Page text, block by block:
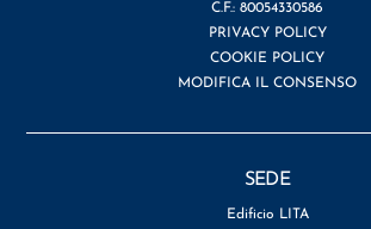
C.F.: 80054330586
PRIVACY POLICY
COOKIE POLICY
MODIFICA IL CONSENSO
SEDE
Edificio LITA